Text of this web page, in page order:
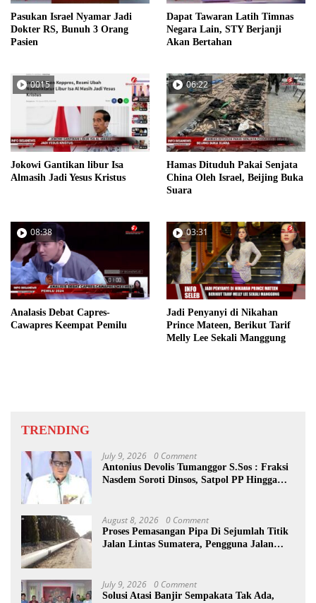
Pasukan Israel Nyamar Jadi
Dokter RS, Bunuh 3 Orang
Pasien
Dapat Tawaran Latih Timnas
Negara Lain, STY Berjanji
Akan Bertahan
0015
Jokowi Gantikan libur Isa
Almasih Jadi Yesus Kristus
06:22
Hamas Dituduh Pakai Senjata
China Oleh Israel, Beijing Buka
Suara
08:38
Analasis Debat Capres-
Cawapres Keempat Pemilu
03:31
Jadi Penyanyi di Nikahan
Prince Mateen, Berikut Tarif
Melly Lee Sekali Manggung
TRENDING
July 9, 2026 0 Comment
Antonius Devolis Tumanggor S.Sos : Fraksi
Nasdem Soroti Dinsos, Satpol PP Hingga
August 8, 2026 0 Comment
Proses Pemasangan Pipa Di Sejumlah Titik
Jalan Lintas Sumatera, Pengguna Jalan
July 9, 2026 0 Comment
Solusi Atasi Banjir Sempakata Tak Ada,